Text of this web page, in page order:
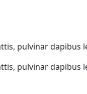
pulvinar dapibus
pulvinar dapibus